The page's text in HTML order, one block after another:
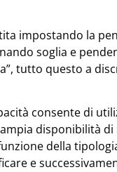
impostando la
soglia e
tutto questo a
consente di
disponibilità di
della
e